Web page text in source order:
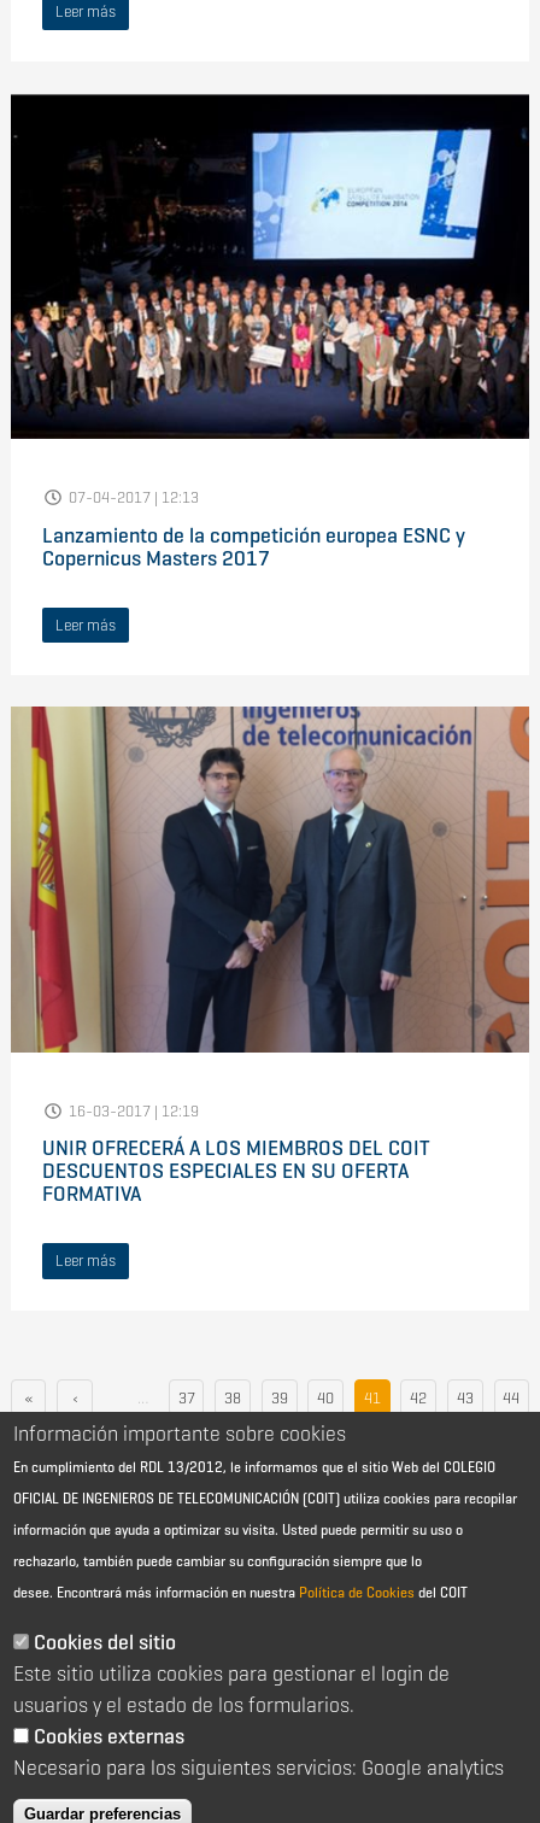
Leer más
07-04-2017 | 12:13
Lanzamiento de la competición europea ESNC y
Copernicus Masters 2017
Leer más
16-03-2017 | 12:19
UNIR OFRECERÁ A LOS MIEMBROS DEL COIT
DESCUENTOS ESPECIALES EN SU OFERTA
FORMATIVA
Leer más
« ‹ … 37 38 39 40 41 42 43 44
45 …
Aviso Legal - Información general
Política de cookies
Política de reembolso
Sitemap
C/ Almagro 2 1º Izqda 28010 Madrid
91 391 10 66
Información importante sobre cookies
En cumplimiento del RDL 13/2012, le informamos que el sitio Web del COLEGIO
OFICIAL DE INGENIEROS DE TELECOMUNICACIÓN (COIT) utiliza cookies para recopilar
información que ayuda a optimizar su visita. Usted puede permitir su uso o
rechazarlo, también puede cambiar su configuración siempre que lo
desee. Encontrará más información en nuestra Política de Cookies del COIT
Cookies del sitio
Este sitio utiliza cookies para gestionar el login de
usuarios y el estado de los formularios.
Cookies externas
Necesario para los siguientes servicios: Google analytics
Guardar preferencias